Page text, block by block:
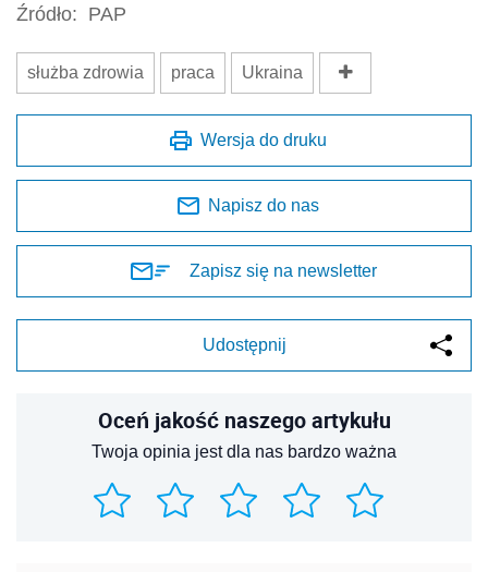
Źródło: PAP
służba zdrowia praca Ukraina
Wersja do druku
Napisz do nas
Zapisz się na newsletter
Udostępnij
Oceń jakość naszego artykułu
Twoja opinia jest dla nas bardzo ważna